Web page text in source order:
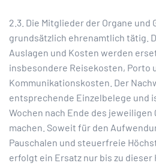
2.3. Die Mitglieder der Organe und
grundsätzlich ehrenamtlich tätig.
Auslagen und Kosten werden
insbesondere Reisekosten, Porto
Kommunikationskosten. Der
entsprechende Einzelbelege und
Wochen nach Ende des jeweiligen
machen. Soweit für den
Pauschalen und steuerfreie
erfolgt ein Ersatz nur bis zu dieser